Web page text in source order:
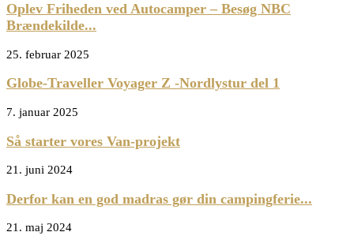
Oplev Friheden ved Autocamper – Besøg NBC
Brændekilde...
25. februar 2025
Globe-Traveller Voyager Z -Nordlystur del 1
7. januar 2025
Så starter vores Van-projekt
21. juni 2024
Derfor kan en god madras gør din campingferie...
21. maj 2024